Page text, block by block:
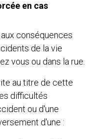
en cas
conséquences
de la vie
vous ou dans la rue.
au titre de cette
difficultés
ou d'une
d'une :